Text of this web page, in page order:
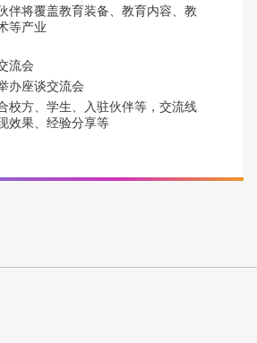
伴将覆盖教育装备、教育内容、教
等产业
流会
办座谈交流会
校方、学生、入驻伙伴等，交流线
效果、经验分享等